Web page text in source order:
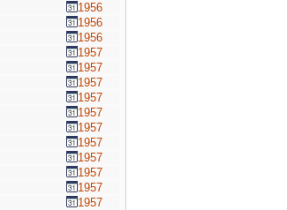
1956
1956
1956
1957
1957
1957
1957
1957
1957
1957
1957
1957
1957
1957